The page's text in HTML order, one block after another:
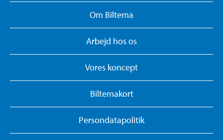
Om Biltema
Arbejd hos os
Vores koncept
Biltemakort
Persondatapolitik